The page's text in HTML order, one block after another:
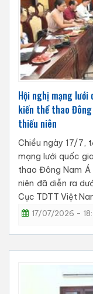
Hội nghị mạng
kiến thể thao
thiếu niên
Chiều ngày 17/7,
mạng lưới quốc
thao Đông Nam
niên đã diễn ra
Cục TDTT Việt
17/07/2026 -